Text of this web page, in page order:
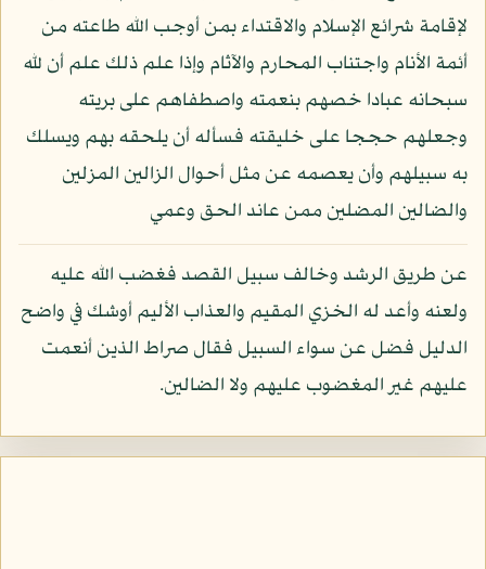
لإقامة شرائع الإسلام والاقتداء بمن أوجب الله طاعته من
أئمة الأنام واجتناب المحارم والآثام وإذا علم ذلك علم أن لله
سبحانه عبادا خصهم بنعمته واصطفاهم على بريته
وجعلهم حججا على خليقته فسأله أن يلحقه بهم ويسلك
به سبيلهم وأن يعصمه عن مثل أحوال الزالين المزلين
والضالين المضلين ممن عاند الحق وعمي
عن طريق الرشد وخالف سبيل القصد فغضب الله عليه
ولعنه وأعد له الخزي المقيم والعذاب الأليم أوشك في واضح
الدليل فضل عن سواء السبيل فقال صراط الذين أنعمت
عليهم غير المغضوب عليهم ولا الضالين.